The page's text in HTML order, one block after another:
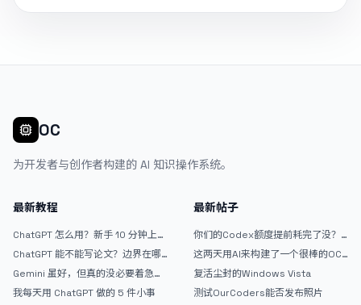
OC
为开发者与创作者构建的 AI 知识操作系统。
最新教程
ChatGPT 怎么用？新手 10 分钟上手
ChatGPT 能不能写论文？边界在哪
Gemini 虽好，但真的没必要着急放
弃 ChatGPT
我每天用 ChatGPT 做的 5 件小事
最新帖子
你们的Codex额度提前耗完了没？
戒断反应如何？
这两天用AI来构建了一个很棒的OC
论坛精华区
复活尘封的Windows Vista
测试OurCoders能否发布照片